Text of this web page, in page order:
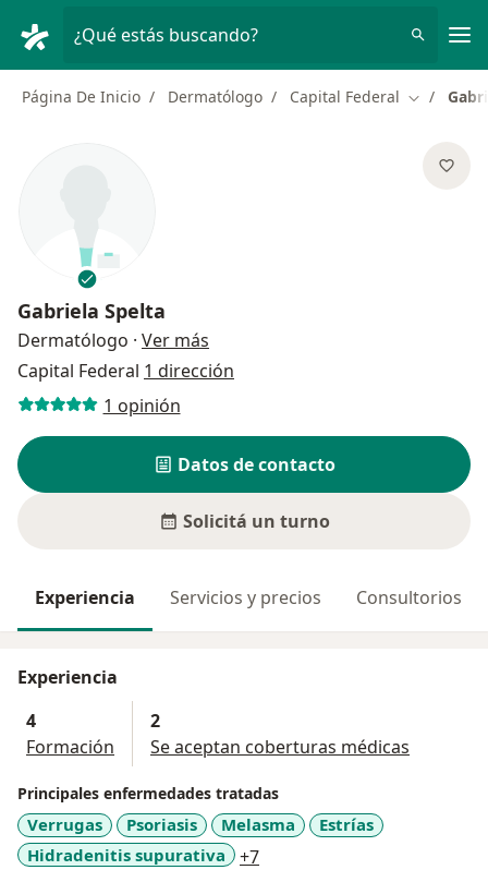
¿Qué estás buscando?
Página De Inicio Dermatólogo Capital Federal Cambiar
Gabriela Spelta
Dermatólogo · Ver más
Capital Federal 1 dirección
1 opinión
Datos de contacto
Solicitá un turno
Experiencia Servicios y precios Consultorios
Experiencia
4
Formación
2
Se aceptan coberturas médicas
Principales enfermedades tratadas
Verrugas Psoriasis Melasma
Estrías
Hidradenitis supurativa
+7a11y_sr_more_diseases